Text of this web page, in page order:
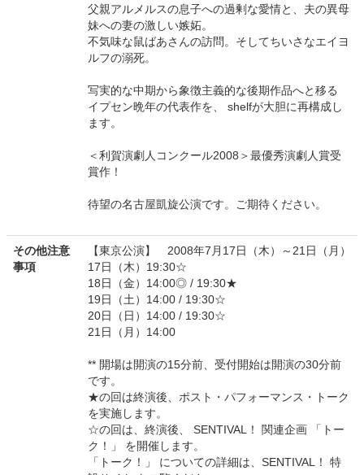
父親アルメルスの息子への過剰な愛情と、夫の異母
妹への妻の激しい嫉妬。
不気味な鼠ばあさんの訪問。そしてちいさなエイヨ
ルフの溺死。
写実的な中期から象徴主義的な後期作品へと移る
イプセン晩年の代表作を、 shelfが大胆に再構成し
ます。
＜利賀演劇人コンクール2008＞最優秀演劇人賞受
賞作！
待望の名古屋凱旋公演です。ご期待ください。
その他注意
事項
【東京公演】 2008年7月17日（木）～21日（月）
17日（木）19:30☆
18日（金）14:00◎ / 19:30★
19日（土）14:00 / 19:30☆
20日（日）14:00 / 19:30☆
21日（月）14:00
** 開場は開演の15分前、受付開始は開演の30分前
です。
★の回は終演後、ポスト・パフォーマンス・トーク
を実施します。
☆の回は、終演後、 SENTIVAL！ 関連企画 「トー
ク！」 を開催します。
「トーク！」 についての詳細は、SENTIVAL！ 特